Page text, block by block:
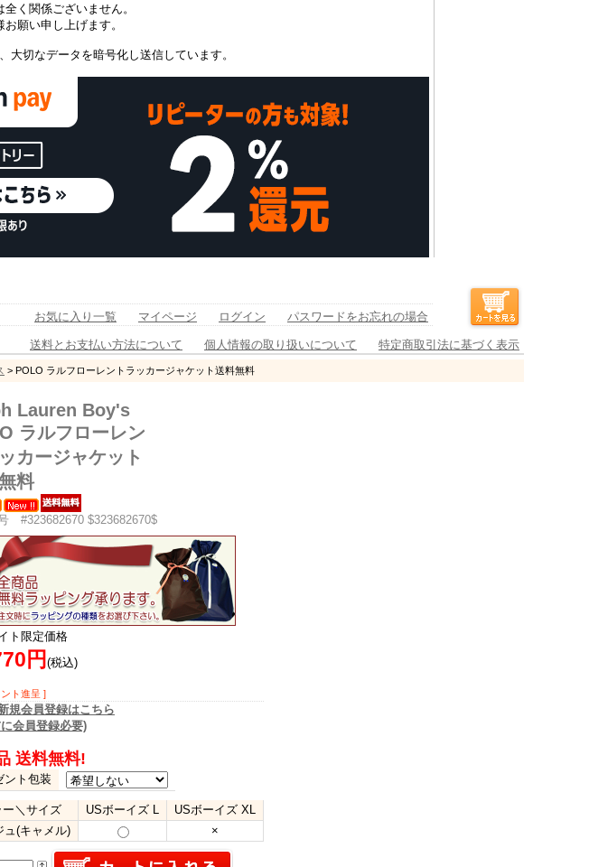
く関係ございません。
願い申し上げます。
切なデータを暗号化し送信しています。
お気に入り一覧
マイページ ログイン パスワードをお忘れの場合
送料とお支払い方法について 個人情報の取り扱いについて 特定商取引法に基づく表示
> POLO ラルフローレントラッカージャケット送料無料
Lauren Boy's
ラルフローレン
ッカージャケット
料
#323682670 $323682670$
ト限定価格
円 (税込)
ト進呈 ]
規会員登録はこちら
会員登録必要)
送料無料!
ント包装
ー＼サイズ USボーイズ L
USボーイズ XL
ュ(キャメル)
×